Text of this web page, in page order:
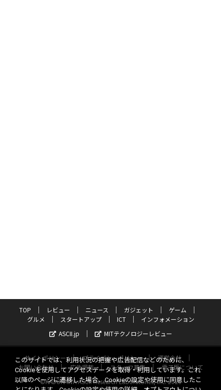
TOP レビュー ニュース ガジェット
ゲーム
グルメ
スタートアップ ICT
インフォメーション
ASCII.jp
MITテクノロジーレビュー
サイトポリシー プライバシーポリシー
運営会社
お問い合わせ
広告掲載 スタッフ募集
電子版について
©KADOKAWA ASCII Research Laboratories, Inc. 2026
このサイトでは、利用状況の把握や広告配信などのために、
Cookieを使用してアクセスデータを取得・利用しています。これ
以降のページに遷移した場合、Cookieの設定や使用に同意したこ